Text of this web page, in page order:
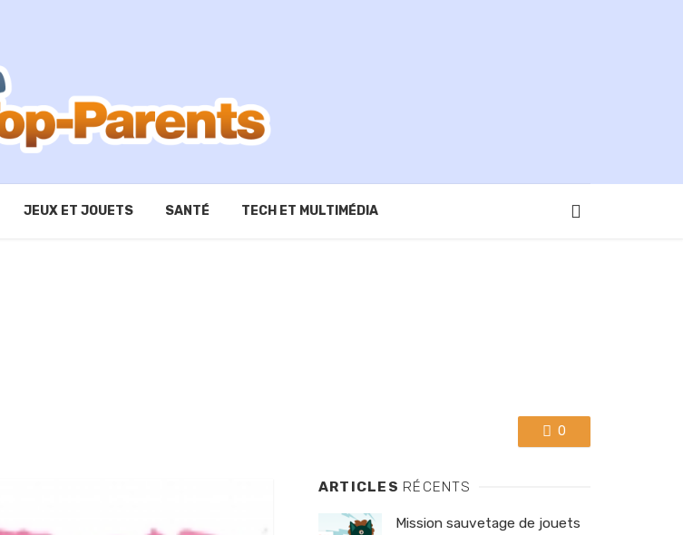
JEUX ET JOUETS SANTÉ TECH ET MULTIMÉDIA
0
ARTICLES RÉCENTS
Mission sauvetage de jouets